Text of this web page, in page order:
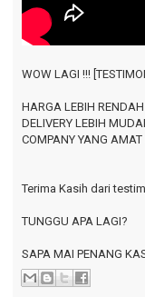
WOW LAGI !!!
HARGA LEBIH
DELIVERY LEBIH
COMPANY YANG AMAT
Terima Kasih dari
TUNGGU APA LAGI?
SAPA MAI PENANG